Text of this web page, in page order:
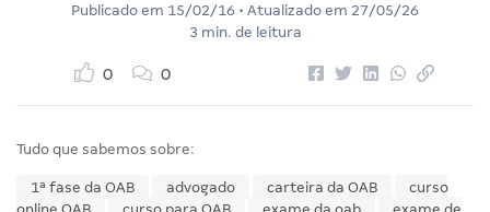
Publicado em 15/02/16 • Atualizado em 27/05/26
3 min. de leitura
0 0
Tudo que sabemos sobre:
1ª fase da OAB advogado carteira da OAB
curso